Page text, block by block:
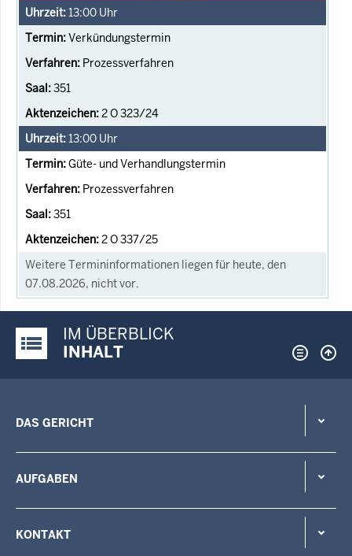
13:00 Uhr
Verkündungstermin
Prozessverfahren
351
2 O 323/24
13:00 Uhr
Güte- und Verhandlungstermin
Prozessverfahren
351
2 O 337/25
Weitere Termininformationen liegen für heute, den
07.08.2026, nicht vor.
Justiz-Portal im Überblick:
IM ÜBERBLICK
INHALT
DAS GERICHT
AUFGABEN
KONTAKT